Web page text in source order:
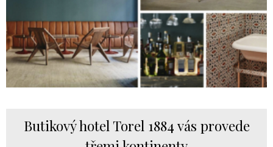
Butikový hotel Torel 1884 vás provede